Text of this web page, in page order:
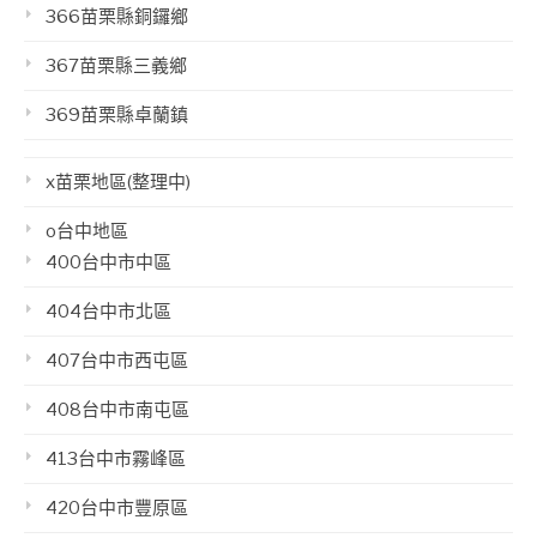
366苗栗縣銅鑼鄉
367苗栗縣三義鄉
369苗栗縣卓蘭鎮
x苗栗地區(整理中)
o台中地區
400台中市中區
404台中市北區
407台中市西屯區
408台中市南屯區
413台中市霧峰區
420台中市豐原區